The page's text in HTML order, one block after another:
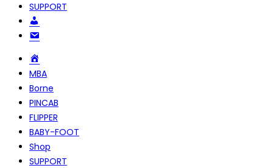
SUPPORT
MBA
Borne
PINCAB
FLIPPER
BABY-FOOT
Shop
SUPPORT